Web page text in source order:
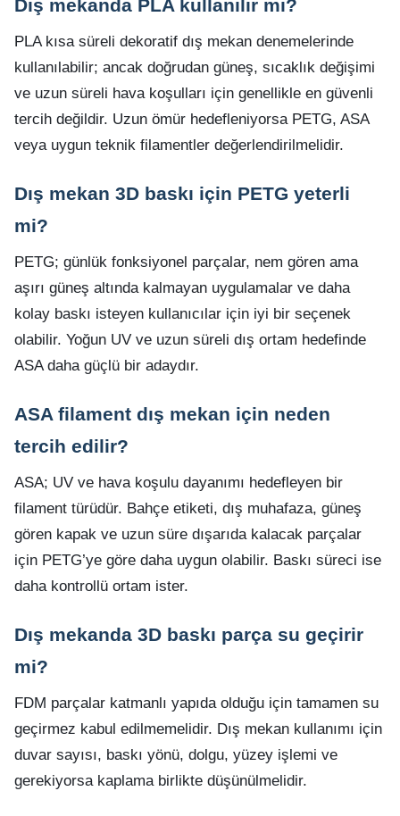
Dış mekanda PLA kullanılır mı?
PLA kısa süreli dekoratif dış mekan denemelerinde
kullanılabilir; ancak doğrudan güneş, sıcaklık değişimi
ve uzun süreli hava koşulları için genellikle en güvenli
tercih değildir. Uzun ömür hedefleniyorsa PETG, ASA
veya uygun teknik filamentler değerlendirilmelidir.
Dış mekan 3D baskı için PETG yeterli
mi?
PETG; günlük fonksiyonel parçalar, nem gören ama
aşırı güneş altında kalmayan uygulamalar ve daha
kolay baskı isteyen kullanıcılar için iyi bir seçenek
olabilir. Yoğun UV ve uzun süreli dış ortam hedefinde
ASA daha güçlü bir adaydır.
ASA filament dış mekan için neden
tercih edilir?
ASA; UV ve hava koşulu dayanımı hedefleyen bir
filament türüdür. Bahçe etiketi, dış muhafaza, güneş
gören kapak ve uzun süre dışarıda kalacak parçalar
için PETG’ye göre daha uygun olabilir. Baskı süreci ise
daha kontrollü ortam ister.
Dış mekanda 3D baskı parça su geçirir
mi?
FDM parçalar katmanlı yapıda olduğu için tamamen su
geçirmez kabul edilmemelidir. Dış mekan kullanımı için
duvar sayısı, baskı yönü, dolgu, yüzey işlemi ve
gerekiyorsa kaplama birlikte düşünülmelidir.